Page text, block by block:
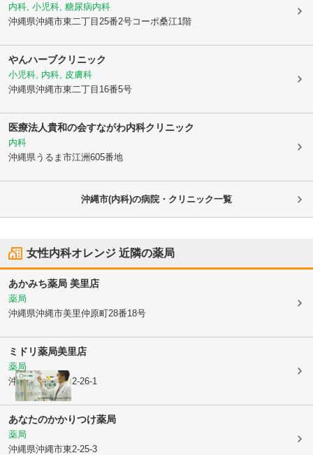
内科, 小児科, 糖尿病内科
沖縄県沖縄市東二丁目25番2号コーポ桑江1階
やんハーブクリニック
小児科, 内科, 皮膚科
沖縄県沖縄市東二丁目16番5号
医療法人貴和の会すながわ内科クリニック
内科
沖縄県うるま市江洲605番地
沖縄市(内科)の病院・クリニック一覧
女性内科オレンジ 近隣の薬局
あかみち薬局 美里店
薬局
沖縄県沖縄市美里仲原町28番18号
ミドリ薬局美里店
薬局
沖縄県沖縄市東2-26-1
あなたのかかりつけ薬局
薬局
沖縄県沖縄市東2-25-3